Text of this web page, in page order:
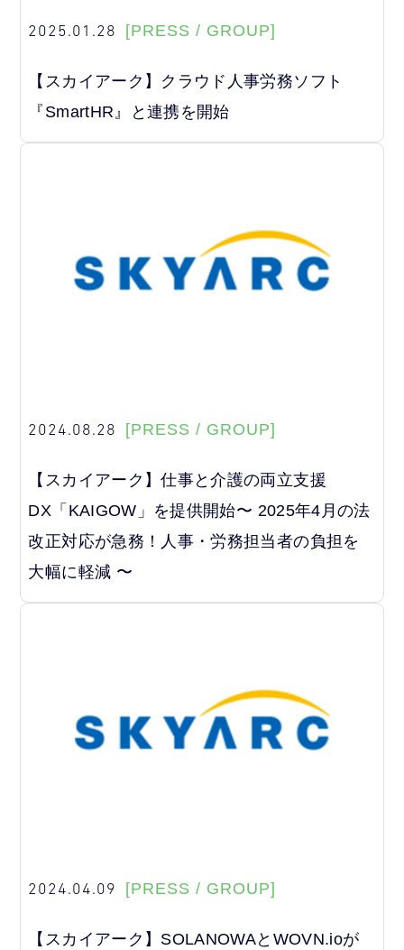
2025.01.28 [PRESS / GROUP]
【スカイアーク】クラウド人事労務ソフト
『SmartHR』と連携を開始
2024.08.28 [PRESS / GROUP]
【スカイアーク】仕事と介護の両立支援
DX「KAIGOW」を提供開始〜 2025年4月の法
改正対応が急務！人事・労務担当者の負担を
大幅に軽減 〜
2024.04.09 [PRESS / GROUP]
【スカイアーク】SOLANOWAとWOVN.ioが